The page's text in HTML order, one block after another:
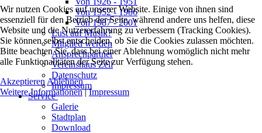
Von 1952 - 1986
Von 1987 - 2001
Lust auf Musik?
Mitglied werden
Ansprechpartner
Vereinshaus Zell
Datenschutz
Impressum
Service
Galerie
Stadtplan
Download
Wir nutzen Cookies auf unserer Website. Einige von ihnen sind
essenziell für den Betrieb der Seite, während andere uns helfen, diese
Website und die Nutzererfahrung zu verbessern (Tracking Cookies).
Sie können selbst entscheiden, ob Sie die Cookies zulassen möchten.
Bitte beachten Sie, dass bei einer Ablehnung womöglich nicht mehr
alle Funktionalitäten der Seite zur Verfügung stehen.
Akzeptieren Ablehnen
Weitere Informationen|Impressum